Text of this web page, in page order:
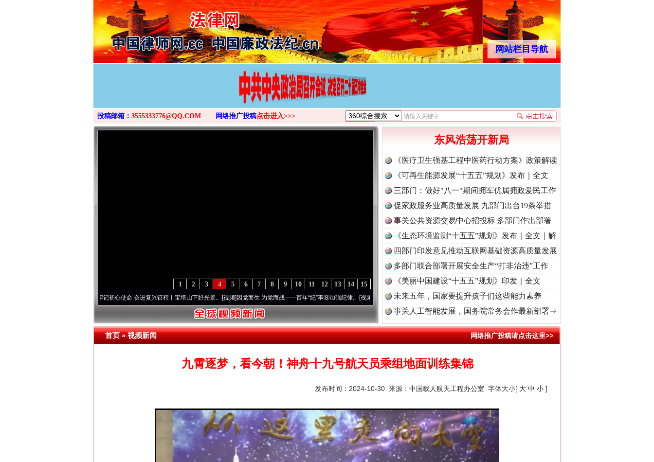
>
网站栏目导航
投稿邮箱： 3555333776@QQ.COM 网络推广投稿点击进入>>>
15
14
13
12
11
10
9
8
7
6
5
4
3
2
1
牢记初心使命 奋进复兴征程丨宝塔山下好光景..·[视频]因党而生 为党而战——百年“纪”事⑧加强纪律..·[视频]牢记初心使命 奋进复兴征程丨“转折之城”激荡..·[视频]牢记初心使命 奋进复兴征程丨红船起航处 潮起..
东风浩荡开新局
《医疗卫生强基工程中医药行动方案》政策解读
《可再生能源发展“十五五”规划》发布｜全文
三部门：做好"八一"期间拥军优属拥政爱民工作
促家政服务业高质量发展 九部门出台19条举措
事关公共资源交易中心招投标 多部门作出部署
《生态环境监测“十五五”规划》发布｜全文｜解
读
四部门印发意见推动互联网基础资源高质量发展
多部门联合部署开展安全生产“打非治违”工作
《美丽中国建设“十五五”规划》印发｜全文
未来五年，国家要提升孩子们这些能力素养
事关人工智能发展，国务院常务会作最新部署⇒
首页»视频新闻 网络推广投稿请点击这里>>
九霄逐梦，看今朝！神舟十九号航天员乘组地面训练集锦
发布时间：2024-10-30 来源： 中国载人航天工程办公室 字体大小[ 大 中 小 ]
网上购药对药下症？
茶叶“炒上天”
“神药”背后的真相
这是一记警钟！ 谢谢有你温暖了四季 法官巧妙执行解纠纷